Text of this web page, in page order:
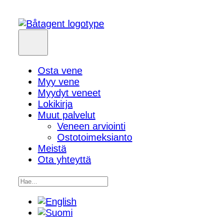
Osta vene
Myy vene
Myydyt veneet
Lokikirja
Muut palvelut
Veneen arviointi
Ostotoimeksianto
Meistä
Ota yhteyttä